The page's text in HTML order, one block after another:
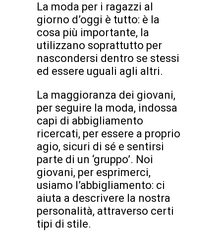
La moda per i ragazzi al
giorno d’oggi è tutto: è la
cosa più importante, la
utilizzano soprattutto per
nascondersi dentro se stessi
ed essere uguali agli altri.
La maggioranza dei giovani,
per seguire la moda, indossa
capi di abbigliamento
ricercati, per essere a proprio
agio, sicuri di sé e sentirsi
parte di un ‘gruppo’. Noi
giovani, per esprimerci,
usiamo l’abbigliamento: ci
aiuta a descrivere la nostra
personalità, attraverso certi
tipi di stile.